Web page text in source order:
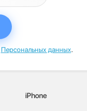
Персональных данных.
iPhone